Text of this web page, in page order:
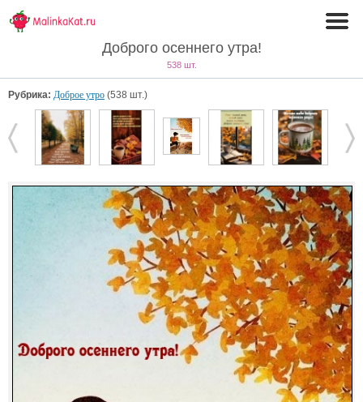
Доброго осеннего утра!
538 шт.
Рубрика: Доброе утро (538 шт.)